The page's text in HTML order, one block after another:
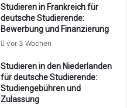
Studieren in Frankreich für
deutsche Studierende:
Bewerbung und Finanzierung
vor 3 Wochen
Studieren in den Niederlanden
für deutsche Studierende:
Studiengebühren und
Zulassung